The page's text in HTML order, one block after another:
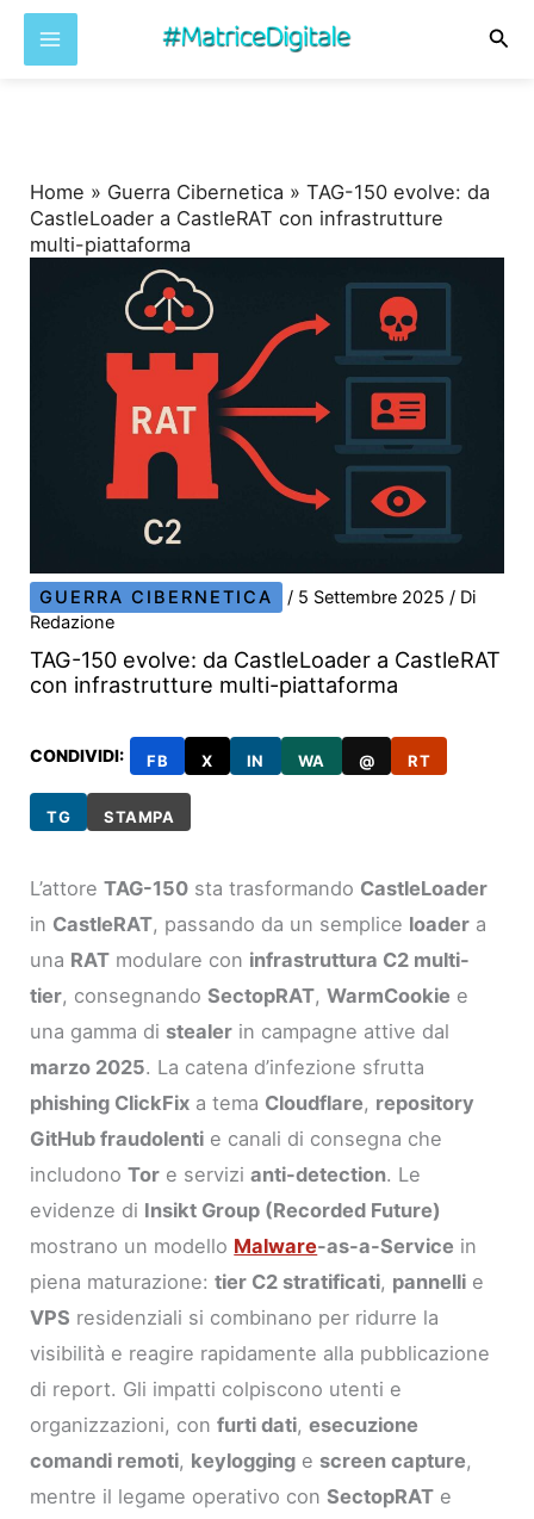
Home » Guerra Cibernetica »TAG-150 evolve: da
CastleLoader a CastleRAT con infrastrutture
multi-piattaforma
GUERRA CIBERNETICA / 5 Settembre 2025/ Di
Redazione
TAG-150 evolve: da CastleLoader a CastleRAT
con infrastrutture multi-piattaforma
CONDIVIDI: FB X IN WA @ RT
TG STAMPA
L’attoreTAG-150 sta trasformando CastleLoader
in CastleRAT, passando da un semplice loader a
una RAT modulare con infrastruttura C2 multi-
tier, consegnandoSectopRAT,WarmCookie e
una gamma di stealer in campagne attive dal
marzo 2025. La catena d’infezione sfrutta
phishing ClickFix a tema Cloudflare, repository
GitHub fraudolenti e canali di consegna che
includonoTor e servizianti-detection. Le
evidenze di Insikt Group (Recorded Future)
mostrano un modello Malware-as-a-Service in
piena maturazione:tier C2 stratificati, pannelli e
VPS residenziali si combinano per ridurre la
visibilità e reagire rapidamente alla pubblicazione
di report. Gli impatti colpiscono utenti e
organizzazioni, confurti dati,esecuzione
comandi remoti, keylogging e screen capture,
mentre il legame operativo conSectopRAT e